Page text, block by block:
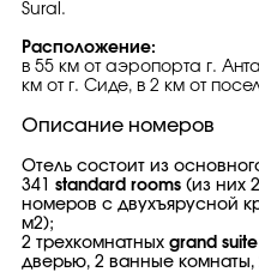
Sural.
Расположение:
в 55 км от аэропорта г.
км от г. Сиде, в 2 км от
Описание номеров
Отель состоит из
341 standard rooms (из них
номеров с двухъярусной
м2);
2 трехкомнатных grand suite
дверью, 2 ванные